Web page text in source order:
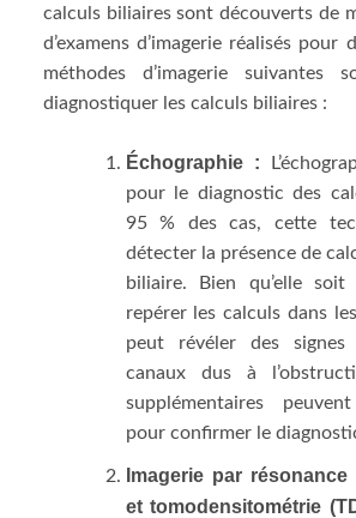
calculs biliaires sont découverts de
d’examens d’imagerie réalisés pour
méthodes d’imagerie suivantes
diagnostiquer les calculs biliaires :
Échographie :
pour le diagnostic des
95 % des cas, cette
détecter la présence de
biliaire. Bien qu’elle
repérer les calculs dans
peut révéler des
canaux dus à
supplémentaires
pour confirmer le
Imagerie par résonance
et tomodensitométrie